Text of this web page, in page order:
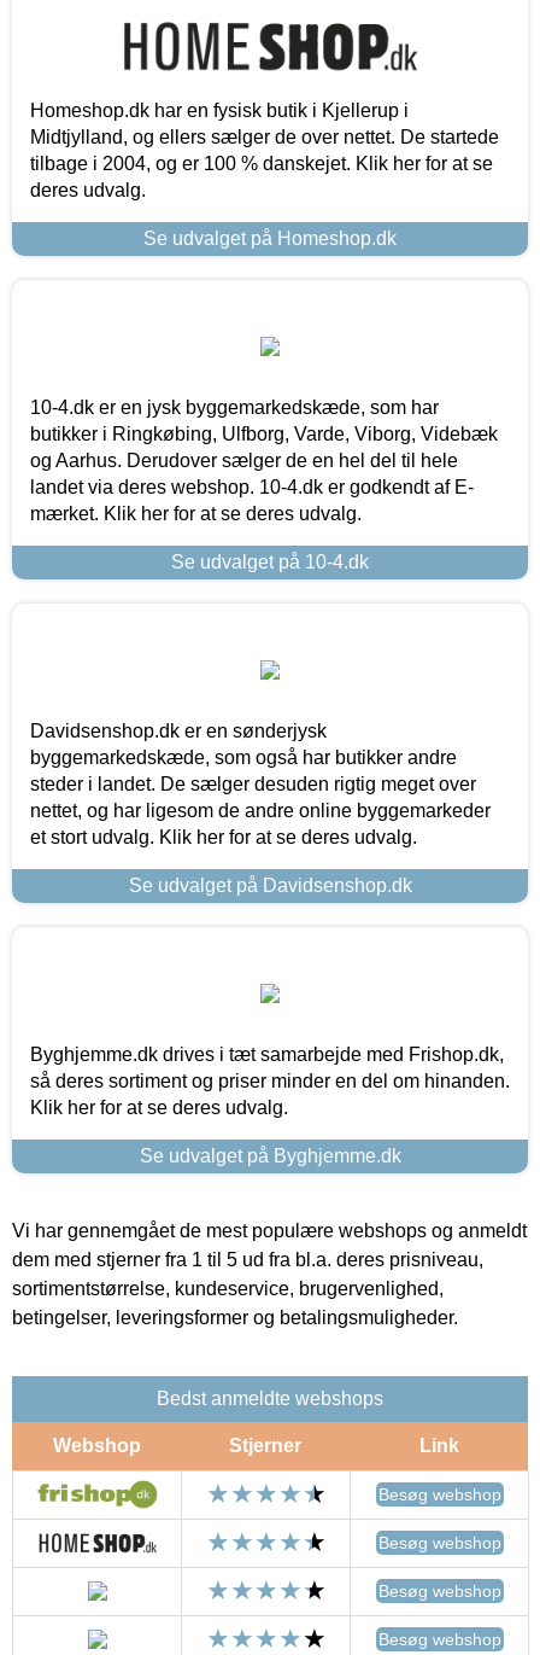
Homeshop.dk har en fysisk butik i Kjellerup i
Midtjylland, og ellers sælger de over nettet. De startede
tilbage i 2004, og er 100 % danskejet. Klik her for at se
deres udvalg.
Se udvalget på Homeshop.dk
10-4.dk er en jysk byggemarkedskæde, som har
butikker i Ringkøbing, Ulfborg, Varde, Viborg, Videbæk
og Aarhus. Derudover sælger de en hel del til hele
landet via deres webshop. 10-4.dk er godkendt af E-
mærket. Klik her for at se deres udvalg.
Se udvalget på 10-4.dk
Davidsenshop.dk er en sønderjysk
byggemarkedskæde, som også har butikker andre
steder i landet. De sælger desuden rigtig meget over
nettet, og har ligesom de andre online byggemarkeder
et stort udvalg. Klik her for at se deres udvalg.
Se udvalget på Davidsenshop.dk
Byghjemme.dk drives i tæt samarbejde med Frishop.dk,
så deres sortiment og priser minder en del om hinanden.
Klik her for at se deres udvalg.
Se udvalget på Byghjemme.dk
Vi har gennemgået de mest populære webshops og anmeldt
dem med stjerner fra 1 til 5 ud fra bl.a. deres prisniveau,
sortimentstørrelse, kundeservice, brugervenlighed,
betingelser, leveringsformer og betalingsmuligheder.
Bedst anmeldte webshops
Webshop Stjerner Link
Besøg webshop
Besøg webshop
Besøg webshop
Besøg webshop